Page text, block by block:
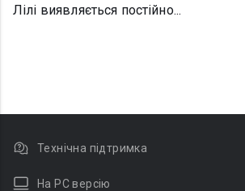
Лілі виявляється постійно...
Технічна підтримка
На PC версію